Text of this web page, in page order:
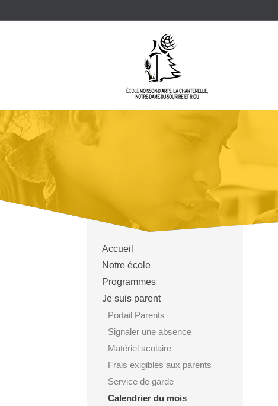
Accueil
Notre école
Programmes
Je suis parent
Portail Parents
Signaler une absence
Matériel scolaire
Frais exigibles aux parents
Service de garde
Calendrier du mois